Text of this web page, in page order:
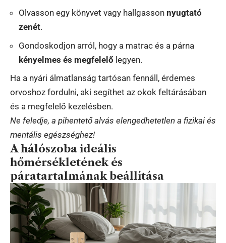
Olvasson egy könyvet vagy hallgasson nyugtató
zenét.
Gondoskodjon arról, hogy a matrac és a párna
kényelmes és megfelelő legyen.
Ha a nyári álmatlanság tartósan fennáll, érdemes
orvoshoz fordulni, aki segíthet az okok feltárásában
és a megfelelő kezelésben.
Ne feledje, a pihentető alvás elengedhetetlen a fizikai és
mentális egészséghez!
A hálószoba ideális
hőmérsékletének és
páratartalmának beállítása